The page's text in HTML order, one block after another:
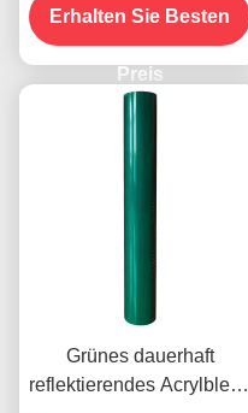
Intensität
Erhalten Sie Besten
Preis
Grünes dauerhaft
reflektierendes Acrylblech